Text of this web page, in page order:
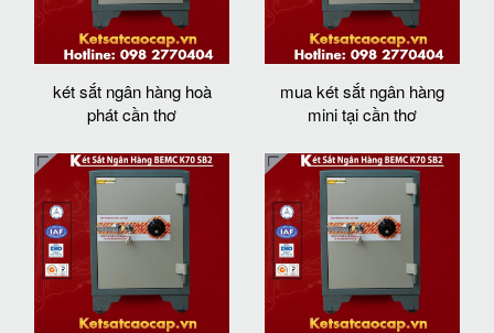
két sắt ngân hàng hoà
phát cần thơ
mua két sắt ngân hàng
mini tại cần thơ